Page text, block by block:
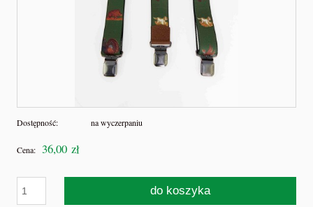
Dostępność: na wyczerpaniu
Cena: 36,00 zł
do koszyka